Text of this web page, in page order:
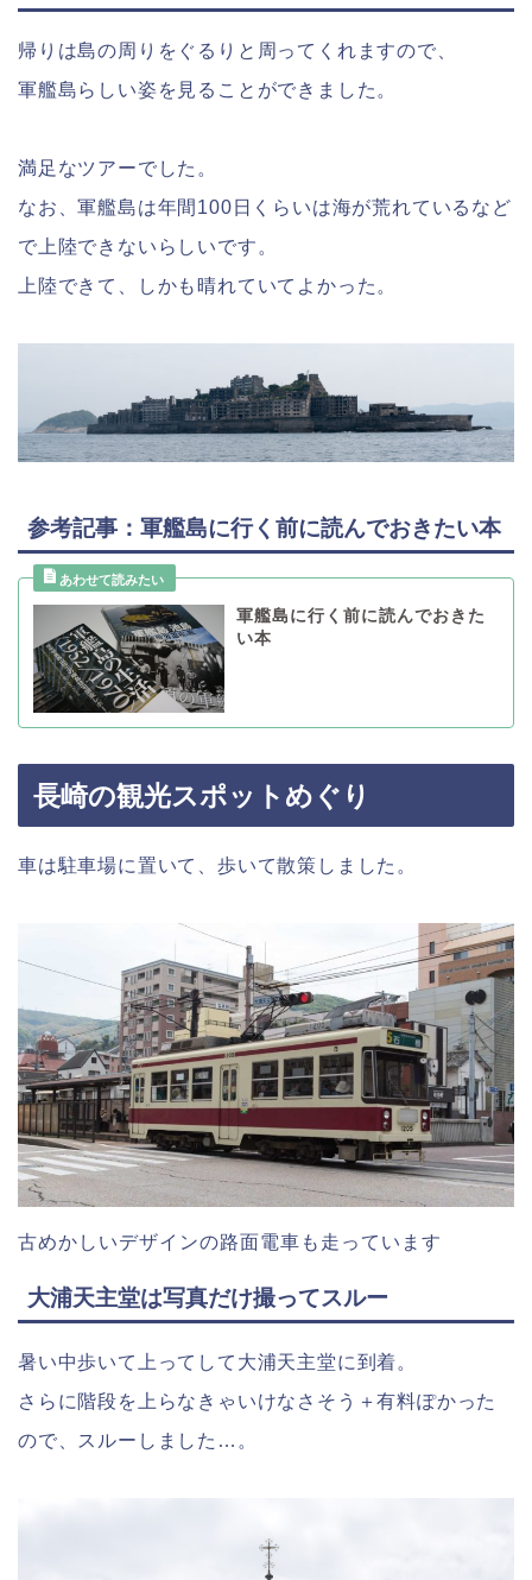
帰りは島の周りをぐるりと周ってくれますので、
軍艦島らしい姿を見ることができました。
満足なツアーでした。
なお、軍艦島は年間100日くらいは海が荒れているなど
で上陸できないらしいです。
上陸できて、しかも晴れていてよかった。
参考記事：軍艦島に行く前に読んでおきたい本
軍艦島に行く前に読んでおきた
い本
長崎の観光スポットめぐり
車は駐車場に置いて、歩いて散策しました。
古めかしいデザインの路面電車も走っています
大浦天主堂は写真だけ撮ってスルー
暑い中歩いて上ってして大浦天主堂に到着。
さらに階段を上らなきゃいけなさそう＋有料ぽかった
ので、スルーしました…。